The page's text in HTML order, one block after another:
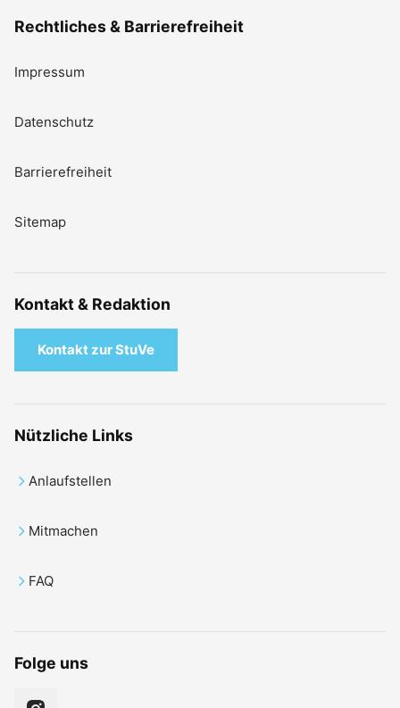
Rechtliches & Barrierefreiheit
Impressum
Datenschutz
Barrierefreiheit
Sitemap
Kontakt & Redaktion
Kontakt zur StuVe
Nützliche Links
Anlaufstellen
Mitmachen
FAQ
Folge uns